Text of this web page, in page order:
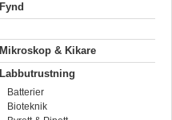
Fynd
Mikroskop & Kikare
Labbutrustning
Batterier
Bioteknik